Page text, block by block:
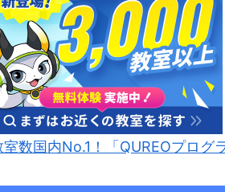
数国内No.1！「QUREOプログ